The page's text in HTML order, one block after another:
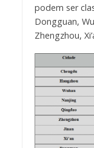
podem ser
Dongguan,
Zhengzhou,